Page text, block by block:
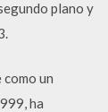
plano y
un
ha